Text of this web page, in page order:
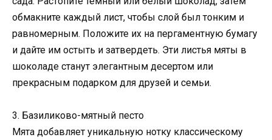
обмакните каждый лист, чтобы слой был тонким и
равномерным. Положите их на пергаментную бумагу
и дайте им остыть и затвердеть. Эти листья мяты в
шоколаде станут элегантным десертом или
прекрасным подарком для друзей и семьи.
3. Базиликово-мятный песто
Мята добавляет уникальную нотку классическому